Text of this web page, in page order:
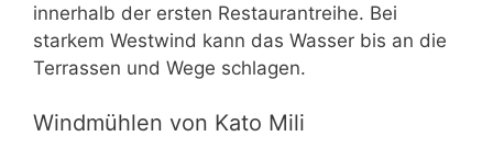
innerhalb der ersten Restaurantreihe. Bei
starkem Westwind kann das Wasser bis an die
Terrassen und Wege schlagen.
Windmühlen von Kato Mili